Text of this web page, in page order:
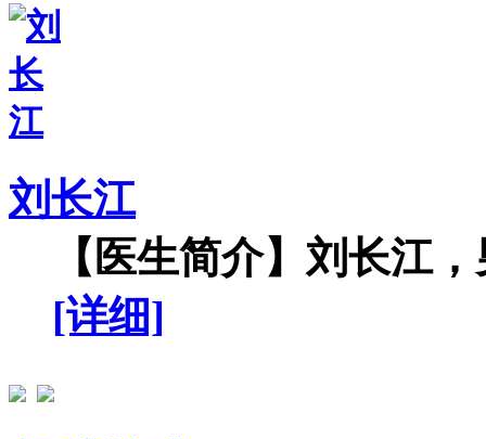
刘长江
【医生简介】刘长江
[详细]